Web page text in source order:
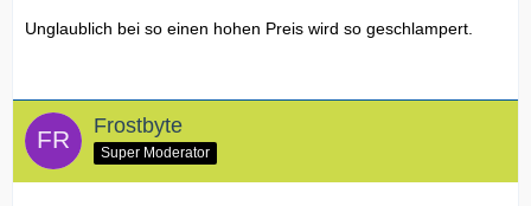
Unglaublich bei so einen hohen Preis wird so geschlampert.
Frostbyte
Super Moderator